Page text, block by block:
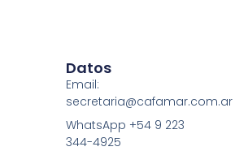
Datos
Email:
secretaria@cafamar.com.ar
WhatsApp +54 9 223
344-4925